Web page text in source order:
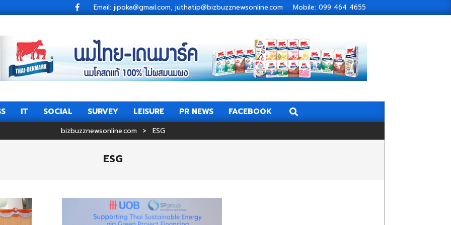
Email: jipoka@gmail.com, juthatip@bizbuzznewsonline.com Mobile: 099 464 4655
Primary
Navigation
Menu
IT SOCIAL SURVEY LEISURE PR NEWS FACEBOOK Search
bizbuzznewsonline.com > ESG
ESG